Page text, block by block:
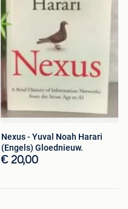
Nexus - Yuval Noah Harari
(Engels) Gloednieuw.
€ 20,00